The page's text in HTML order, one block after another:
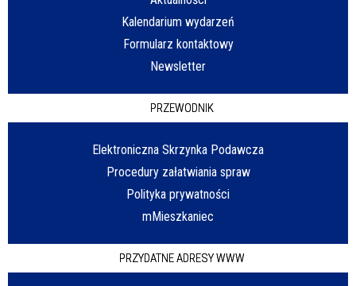
Kalendarium wydarzeń
Formularz kontaktowy
Newsletter
PRZEWODNIK
Elektroniczna Skrzynka Podawcza
Procedury załatwiania spraw
Polityka prywatności
mMieszkaniec
PRZYDATNE ADRESY WWW